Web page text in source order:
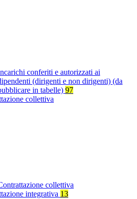
conferiti e autorizzati ai
(dirigenti e non dirigenti) (da
in tabelle) 97
collettiva
collettiva
integrativa 13